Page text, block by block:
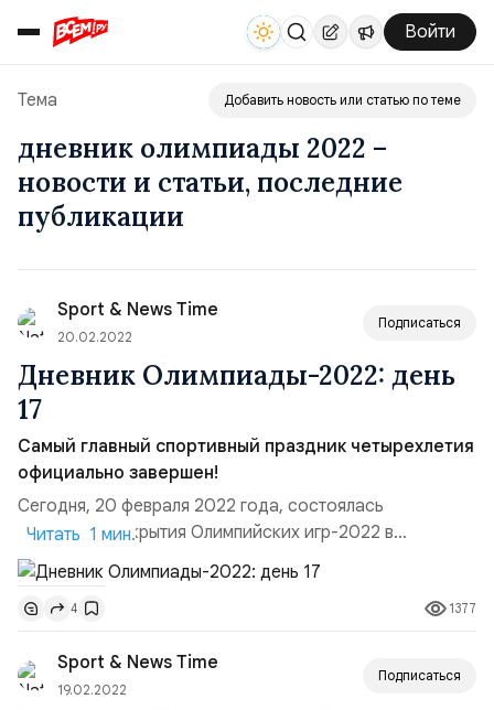
Войти
Тема Добавить новость или статью по теме
дневник олимпиады 2022 –
новости и статьи, последние
публикации
Sport & News Time
20.02.2022
Подписаться
Дневник Олимпиады-2022: день
17
Самый главный спортивный праздник четырехлетия
официально завершен!
Сегодня, 20 февраля 2022 года, состоялась
церемония закрытия Олимпийских игр-2022 в
китайском Пекине. Но до нее случились еще
некоторые спортивные состязания. Лыжные гонки. В
женском марафоне на 30 км российская лыжница
Наталья Непряева сошла с дистанции на отметке 8 км.
Причины пока неизвестны. Золото завоевала норвежка
Тереза Йохауг, которая при...
Читать 1 мин.
4 1377
Sport & News Time
19.02.2022
Подписаться